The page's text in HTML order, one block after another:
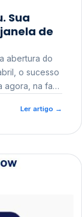
de
o sucesso
na fase
Ler artigo →